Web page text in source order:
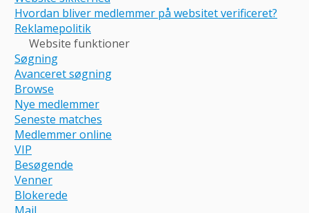
Hvordan bliver medlemmer på websitet verificeret?
Reklamepolitik
Website funktioner
Søgning
Avanceret søgning
Browse
Nye medlemmer
Seneste matches
Medlemmer online
VIP
Besøgende
Venner
Blokerede